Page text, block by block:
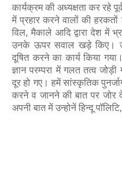
कार्यक्रम की अध्यक्षता कर रहे
में प्रहार करने वालों की
विल, मैकाले आदि द्वारा देश में
उनके ऊपर सवाल खड़े किए।
दूषित करने का कार्य किया
ज्ञान परम्परा में गलत तत्व
दूर हो गए। हमें सांस्कृतिक
करने व जानने की बात पर जोर
अपनी बात में उन्होनें हिन्दू